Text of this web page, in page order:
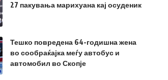
27 пакувања марихуана кај осуденик
Тешко повредена 64-годишна жена
во сообраќајка меѓу автобус и
автомобил во Скопје